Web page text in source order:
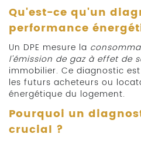
Qu'est-ce qu'un
performance
Un DPE mesure la
l'émission de gaz à effet de
immobilier. Ce diagnostic
les futurs acheteurs ou
énergétique du logement.
Pourquoi un
crucial ?